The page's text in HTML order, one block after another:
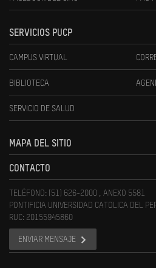
SERVICIOS PUCP
CAMPUS VIRTUAL
BIBLIOTECA
SERVICIO DE SALUD
MAPA DEL SITIO
CONTACTO
TELÉFONO: (51) 626-2000 , ANEXO 5581
PONTIFICIA UNIVERSIDAD CATOLICA DEL
RUC: 20155945860
ENVIAR MENSAJE